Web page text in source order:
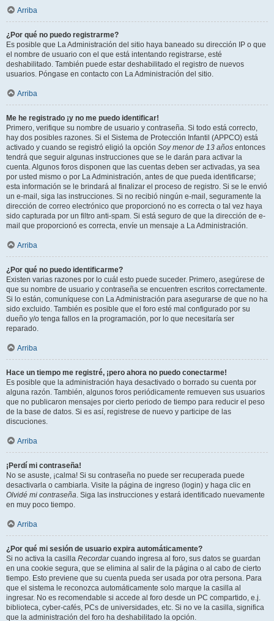
Arriba
¿Por qué no puedo registrarme?
Es posible que La Administración del sitio haya baneado su dirección IP o que
el nombre de usuario con el que está intentando registrarse, esté
deshabilitado. También puede estar deshabilitado el registro de nuevos
usuarios. Póngase en contacto con La Administración del sitio.
Arriba
Me he registrado ¡y no me puedo identificar!
Primero, verifique su nombre de usuario y contraseña. Si todo está correcto,
hay dos posibles razones. Si el Sistema de Protección Infantil (APPCO) está
activado y cuando se registró eligió la opción Soy menor de 13 años entonces
tendrá que seguir algunas instrucciones que se le darán para activar la
cuenta. Algunos foros disponen que las cuentas deben ser activadas, ya sea
por usted mismo o por La Administración, antes de que pueda identificarse;
esta información se le brindará al finalizar el proceso de registro. Si se le envió
un e-mail, siga las instrucciones. Si no recibió ningún e-mail, seguramente la
dirección de correo electrónico que proporcionó no es correcta o tal vez haya
sido capturada por un filtro anti-spam. Si está seguro de que la dirección de e-
mail que proporcionó es correcta, envíe un mensaje a La Administración.
Arriba
¿Por qué no puedo identificarme?
Existen varias razones por lo cuál esto puede suceder. Primero, asegúrese de
que su nombre de usuario y contraseña se encuentren escritos correctamente.
Si lo están, comuníquese con La Administración para asegurarse de que no ha
sido excluido. También es posible que el foro esté mal configurado por su
dueño y/o tenga fallos en la programación, por lo que necesitaría ser
reparado.
Arriba
Hace un tiempo me registré, ¡pero ahora no puedo conectarme!
Es posible que la administración haya desactivado o borrado su cuenta por
alguna razón. También, algunos foros periódicamente remueven sus usuarios
que no publicaron mensajes por cierto periodo de tiempo para reducir el peso
de la base de datos. Si es así, registrese de nuevo y participe de las
discuciones.
Arriba
¡Perdí mi contraseña!
No se asuste, ¡calma! Si su contraseña no puede ser recuperada puede
desactivarla o cambiarla. Visite la página de ingreso (login) y haga clic en
Olvidé mi contraseña. Siga las instrucciones y estará identificado nuevamente
en muy poco tiempo.
Arriba
¿Por qué mi sesión de usuario expira automáticamente?
Si no activa la casilla Recordarcuando ingresa al foro, sus datos se guardan
en una cookie segura, que se elimina al salir de la página o al cabo de cierto
tiempo. Esto previene que su cuenta pueda ser usada por otra persona. Para
que el sistema le reconozca automáticamente solo marque la casilla al
ingresar. No es recomendable si accede al foro desde un PC compartido, e.j.
biblioteca, cyber-cafés, PCs de universidades, etc. Si no ve la casilla, significa
que la administración del foro ha deshabilitado la opción.